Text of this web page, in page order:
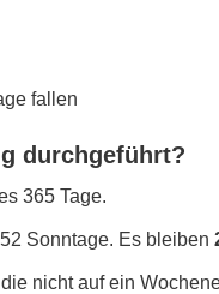
fallen
durchgeführt?
365 Tage.
Sonntage. Es bleiben
nicht auf ein